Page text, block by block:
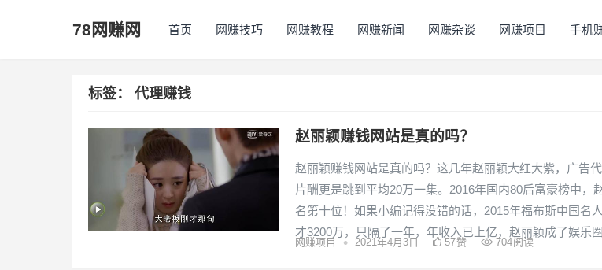
78网赚网 首页 网赚技巧 网赚教程 网赚新闻 网赚杂谈 网赚项目 手机
标签： 代理赚钱
赵丽颖赚钱网站是真的吗？
赵丽颖赚钱网站是真的吗？这几年赵丽颖大红大紫，广告代
片酬更是跳到平均20万一集。2016年国内80后富豪榜中，
名第十位！如果小编记得没错的话，2015年福布斯中国名
才3200万，只隔了一年，年收入已上亿，赵丽颖成了娱乐
网赚项目 • 2021年4月3日 57赞 704阅读